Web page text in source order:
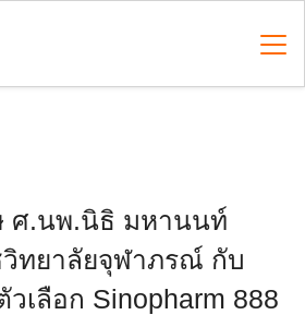
ศ.นพ.นิธิ มหานนท์
วิทยาลัยจุฬาภรณ์ กับ
เลือก Sinopharm 888